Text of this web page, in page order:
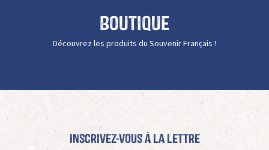
Boutique
Découvrez les produits du Souvenir Français !
Inscrivez-vous à La Lettre